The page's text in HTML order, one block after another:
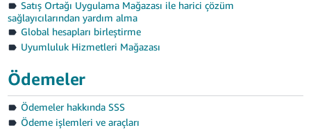
Satış Ortağı Uygulama Mağazası ile harici çözüm
sağlayıcılarından yardım alma
Global hesapları birleştirme
Uyumluluk Hizmetleri Mağazası
Ödemeler
Ödemeler hakkında SSS
Ödeme işlemleri ve araçları